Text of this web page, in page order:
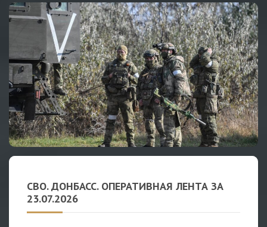
СВО. ДОНБАСС. ОПЕРАТИВНАЯ ЛЕНТА ЗА
23.07.2026